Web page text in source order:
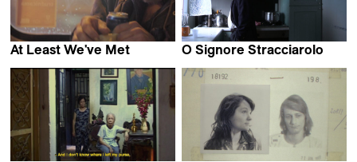
At Least We've Met
O Signore Stracciarolo